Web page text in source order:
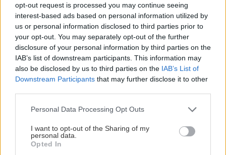
opt-out request is processed you may continue seeing
interest-based ads based on personal information utilized by
us or personal information disclosed to third parties prior to
your opt-out. You may separately opt-out of the further
disclosure of your personal information by third parties on the
IAB’s list of downstream participants. This information may
also be disclosed by us to third parties on the IAB’s List of
Downstream Participants that may further disclose it to other
Please note that this website/app uses one or more Google
not limited to your visit or usage behaviour. You may click to
grant or deny consent to Google and its third-party tags to
use your data for below specified purposes in below Google
Personal Data Processing Opt Outs
I want to opt-out of the Sharing of my
personal data.
Opted In
αβίαστα η κουβέντα χωρίς σκέψεις τύπου μου την
πέφτει/ δεν μου την πέφτει/ μ’ αρέσει/ δεν μ’
αρέσει. Και δεν είχε άδικο.
Μίνα, 31 χρονών
Επιμέλεια: Ηρώ Κουνάδη